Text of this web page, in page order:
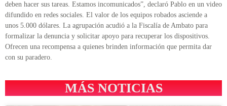
deben hacer sus tareas. Estamos incomunicados”, declaró Pablo en un video
difundido en redes sociales. El valor de los equipos robados asciende a
unos 5.000 dólares. La agrupación acudió a la Fiscalía de Ambato para
formalizar la denuncia y solicitar apoyo para recuperar los dispositivos.
Ofrecen una recompensa a quienes brinden información que permita dar
con su paradero.
MÁS NOTICIAS